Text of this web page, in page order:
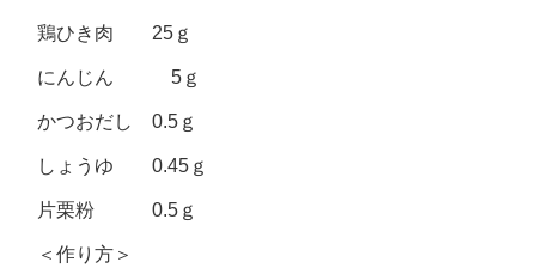
鶏ひき肉 25ｇ
にんじん 5ｇ
かつおだし 0.5ｇ
しょうゆ 0.45ｇ
片栗粉 0.5ｇ
＜作り方＞